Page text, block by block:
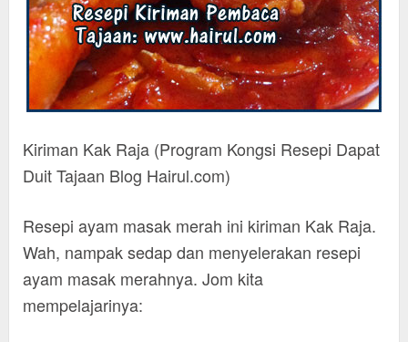
Kiriman Kak Raja (Program Kongsi Resepi Dapat
Duit Tajaan Blog Hairul.com)
Resepi ayam masak merah ini kiriman Kak Raja.
Wah, nampak sedap dan menyelerakan resepi
ayam masak merahnya. Jom kita
mempelajarinya: